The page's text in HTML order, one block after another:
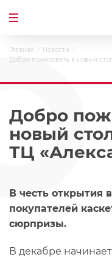
Главная
Новости
Добро пожаловать в новый
Добро
новый
ТЦ
В честь открытия
покупателей
сюрпризы.
В декабре